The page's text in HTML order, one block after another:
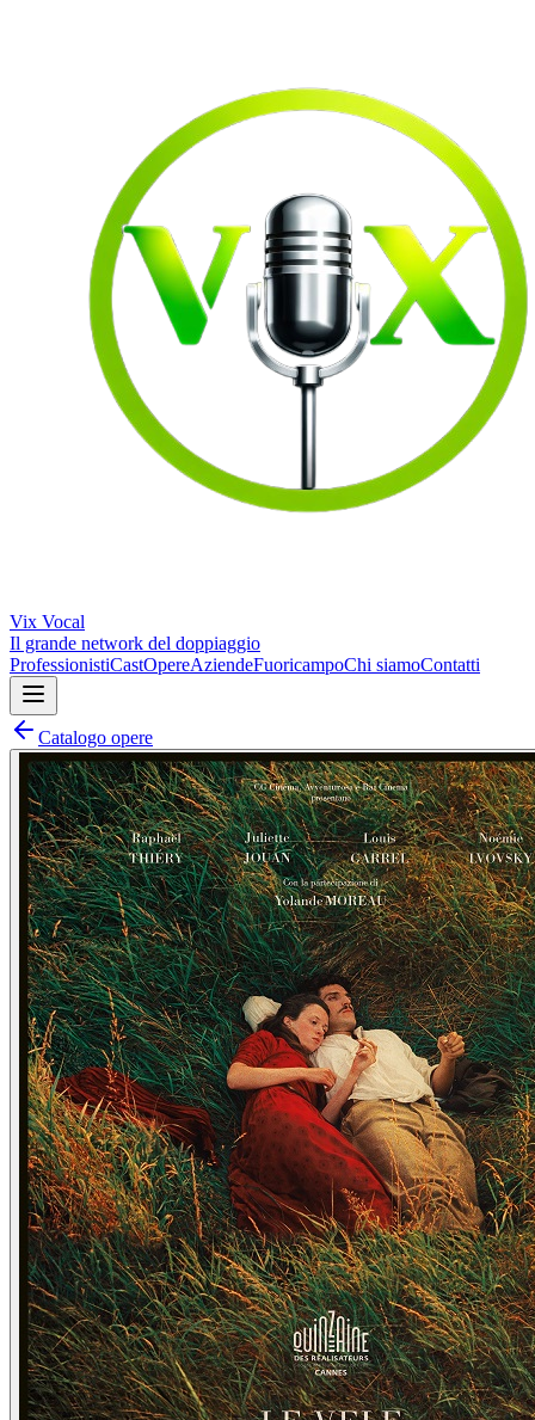
Vix Vocal
Il grande network del doppiaggio
ProfessionistiCastOpereAziendeFuoricampoChi siamoContatti
Catalogo opere